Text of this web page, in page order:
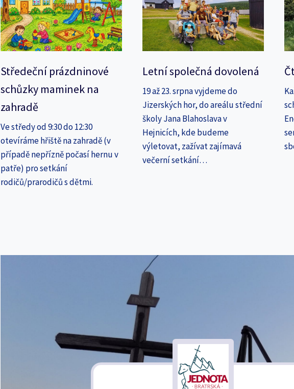
Středeční prázdninové
schůzky maminek na
zahradě
Ve středy od 9:30 do 12:30
otevíráme hřiště na zahradě (v
případě nepřízně počasí hernu v
patře) pro setkání
rodičů/prarodičů s dětmi.
Letní společná dovolená
19 až 23. srpna vyjdeme do
Jizerských hor, do areálu střední
školy Jana Blahoslava v
Hejnicích, kde budeme
výletovat, zažívat zajímavá
večerní setkání…